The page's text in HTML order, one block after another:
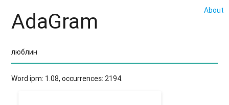
About
AdaGram
Word ipm: 1.08, occurrences: 2194.